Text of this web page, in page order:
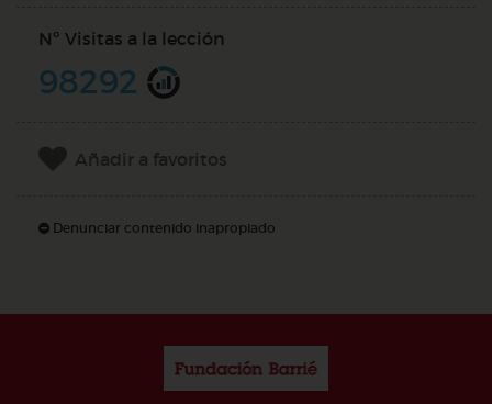
Nº Visitas a la lección
98292
Añadir a favoritos
Denunciar contenido inapropiado